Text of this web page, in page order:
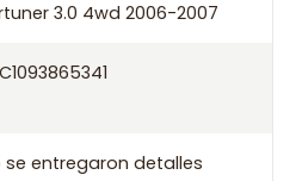
3.0 4wd 2006-2007
se entregaron detalles